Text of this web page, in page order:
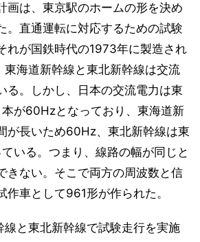
画は、東京駅のホームの形を決め
。直通運転に対応するための試験
れが国鉄時代の1973年に製造され
海道新幹線と東北新幹線は交流
る。しかし、日本の交流電力は東
が60Hzとなっており、東海道新
が長いため60Hz、東北新幹線は東
いる。つまり、線路の幅が同じと
きない。そこで両方の周波数と信
作車として961形が作られた。
と東北新幹線で試験走行を実施